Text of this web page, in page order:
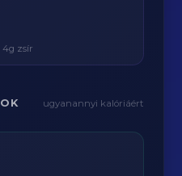
4g zsír
ugyanannyi kalóriáért